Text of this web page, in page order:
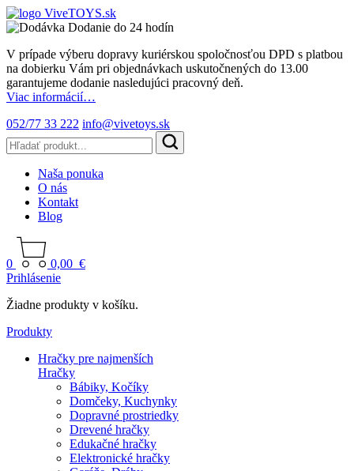
Dodanie do 24 hodín
V prípade výberu dopravy kuriérskou spoločnosťou DPD s platbou
na dobierku Vám pri objednávkach uskutočnených do 13.00
garantujeme dodanie nasledujúci pracovný deň.
Viac informácií…
052/77 33 222 info@vivetoys.sk
Naša ponuka
O nás
Kontakt
Blog
0 0,00 €
Prihlásenie
Žiadne produkty v košíku.
Produkty
Hračky pre najmenších
Hračky
Bábiky, Kočíky
Domčeky, Kuchynky
Dopravné prostriedky
Drevené hračky
Edukačné hračky
Elektronické hračky